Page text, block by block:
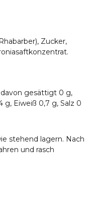
Zucker,
davon gesättigt 0 g,
g, Eiweiß 0,7 g, Salz 0
stehend lagern. Nach
und rasch